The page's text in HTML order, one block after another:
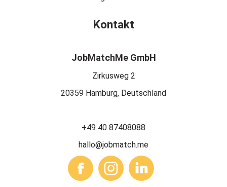
Kontakt
JobMatchMe GmbH
Zirkusweg 2
20359 Hamburg, Deutschland
+49 40 87408088
hallo@jobmatch.me